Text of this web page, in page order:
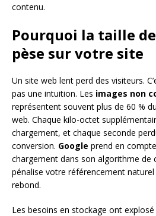
contenu.
Pourquoi la taille
pèse sur votre site
Un site web lent perd des visiteurs.
pas une intuition. Les images non
représentent souvent plus de 60 %
web. Chaque kilo-octet
chargement, et chaque seconde
conversion. Google prend en
chargement dans son algorithme de
pénalise votre référencement
rebond.
Les besoins en stockage ont